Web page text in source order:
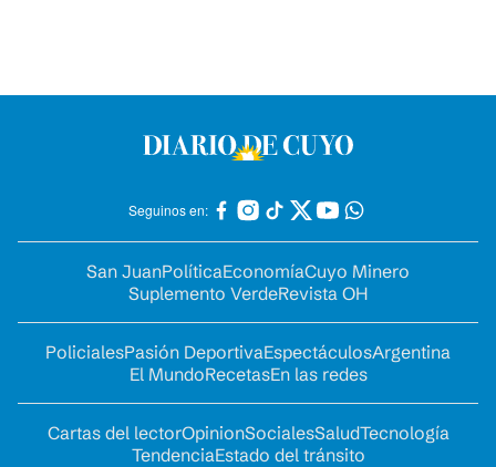
Seguinos en:
San JuanPolíticaEconomíaCuyo Minero
Suplemento VerdeRevista OH
PolicialesPasión DeportivaEspectáculosArgentina
El MundoRecetasEn las redes
Cartas del lectorOpinionSocialesSaludTecnología
TendenciaEstado del tránsito